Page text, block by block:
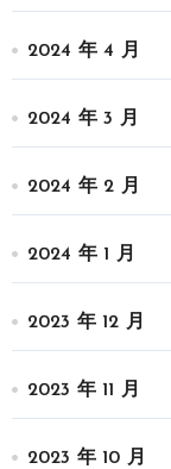
2024 年 4 月
2024 年 3 月
2024 年 2 月
2024 年 1 月
2023 年 12 月
2023 年 11 月
2023 年 10 月